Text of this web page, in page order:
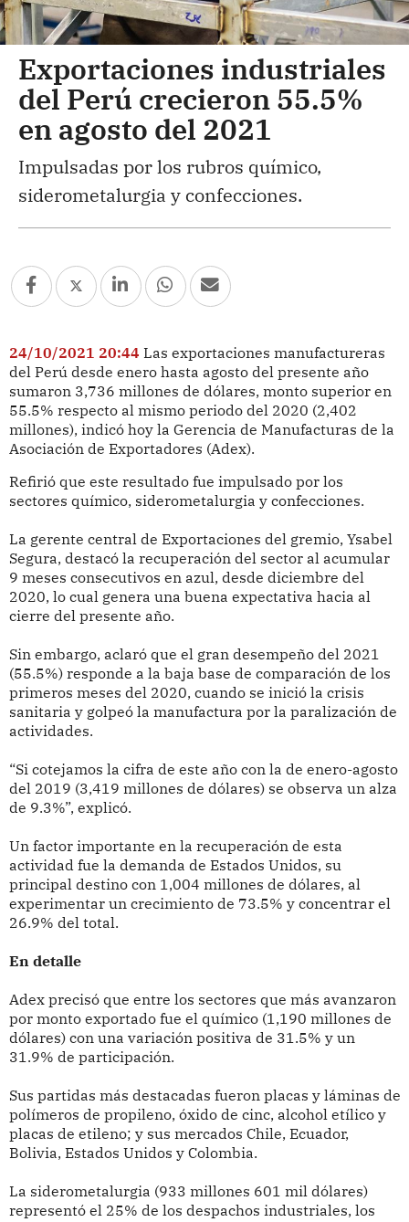
Exportaciones industriales
del Perú crecieron 55.5%
en agosto del 2021
Impulsadas por los rubros químico,
siderometalurgia y confecciones.
24/10/2021 20:44 Las exportaciones manufactureras
del Perú desde enero hasta agosto del presente año
sumaron 3,736 millones de dólares, monto superior en
55.5% respecto al mismo periodo del 2020 (2,402
millones), indicó hoy la Gerencia de Manufacturas de la
Asociación de Exportadores (Adex).
Refirió que este resultado fue impulsado por los
sectores químico, siderometalurgia y confecciones.
La gerente central de Exportaciones del gremio, Ysabel
Segura, destacó la recuperación del sector al acumular
9 meses consecutivos en azul, desde diciembre del
2020, lo cual genera una buena expectativa hacia al
cierre del presente año.
Sin embargo, aclaró que el gran desempeño del 2021
(55.5%) responde a la baja base de comparación de los
primeros meses del 2020, cuando se inició la crisis
sanitaria y golpeó la manufactura por la paralización de
actividades.
“Si cotejamos la cifra de este año con la de enero-agosto
del 2019 (3,419 millones de dólares) se observa un alza
de 9.3%”, explicó.
Un factor importante en la recuperación de esta
actividad fue la demanda de Estados Unidos, su
principal destino con 1,004 millones de dólares, al
experimentar un crecimiento de 73.5% y concentrar el
26.9% del total.
En detalle
Adex precisó que entre los sectores que más avanzaron
por monto exportado fue el químico (1,190 millones de
dólares) con una variación positiva de 31.5% y un
31.9% de participación.
Sus partidas más destacadas fueron placas y láminas de
polímeros de propileno, óxido de cinc, alcohol etílico y
placas de etileno; y sus mercados Chile, Ecuador,
Bolivia, Estados Unidos y Colombia.
La siderometalurgia (933 millones 601 mil dólares)
representó el 25% de los despachos industriales, los